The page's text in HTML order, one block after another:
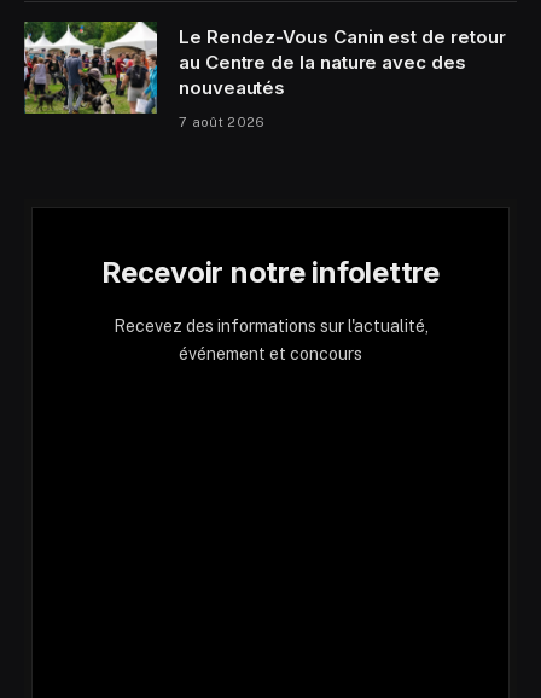
Le Rendez-Vous Canin est de retour
au Centre de la nature avec des
nouveautés
7 août 2026
Recevoir notre infolettre
Recevez des informations sur l'actualité,
événement et concours